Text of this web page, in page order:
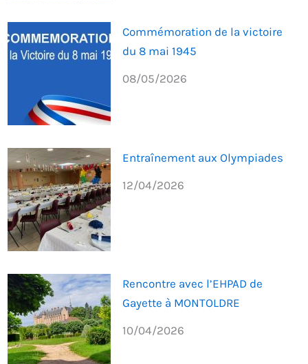
Commémoration de la victoire
du 8 mai 1945
08/05/2026
Entraînement aux Olympiades
12/04/2026
Rencontre avec l’EHPAD de
Gayette à MONTOLDRE
10/04/2026